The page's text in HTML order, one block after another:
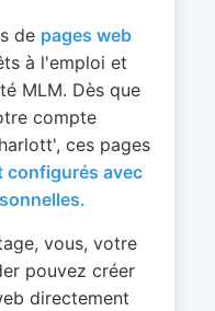
de pages web
à l'emploi et
MLM. Dès que
compte
ces pages
configurés avec
vous, votre
pouvez créer
directement